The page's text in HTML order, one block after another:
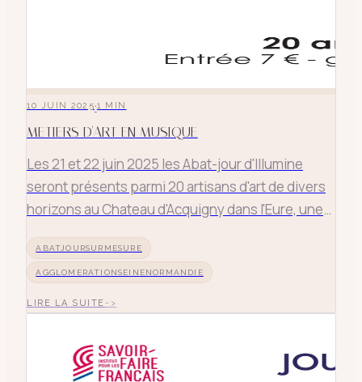
10 JUIN 2025·1 MIN
METIERS D'ART EN MUSIQUE
Les 21 et 22 juin 2025 les Abat-jour d'Illumine
seront présents parmi 20 artisans d'art de divers
horizons au Chateau d'Acquigny dans l'Eure, une
aux essences rares. 2 concerts de tendance
différentes vous seront proposés à l'orangerie du
Chateau à l
ABATJOURSURMESURE
AGGLOMERATIONSEINENORMANDIE
LIRE LA SUITE